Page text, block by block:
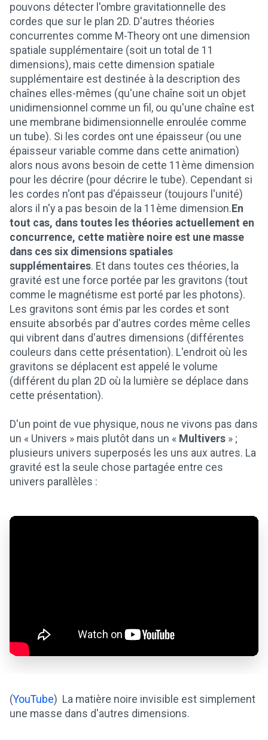
pouvons détecter l'ombre gravitationnelle des
cordes que sur le plan 2D. D'autres théories
concurrentes comme M-Theory ont une dimension
spatiale supplémentaire (soit un total de 11
dimensions), mais cette dimension spatiale
supplémentaire est destinée à la description des
chaînes elles-mêmes (qu'une chaîne soit un objet
unidimensionnel comme un fil, ou qu'une chaîne est
une membrane bidimensionnelle enroulée comme
un tube). Si les cordes ont une épaisseur (ou une
épaisseur variable comme dans cette animation)
alors nous avons besoin de cette 11ème dimension
pour les décrire (pour décrire le tube). Cependant si
les cordes n'ont pas d'épaisseur (toujours l'unité)
alors il n'y a pas besoin de la 11ème dimension. En
tout cas, dans toutes les théories actuellement en
concurrence, cette matière noire est une masse
dans ces six dimensions spatiales
supplémentaires. Et dans toutes ces théories, la
gravité est une force portée par les gravitons (tout
comme le magnétisme est porté par les photons).
Les gravitons sont émis par les cordes et sont
ensuite absorbés par d'autres cordes même celles
qui vibrent dans d'autres dimensions (différentes
couleurs dans cette présentation). L'endroit où les
gravitons se déplacent est appelé le volume
(différent du plan 2D où la lumière se déplace dans
cette présentation).
D'un point de vue physique, nous ne vivons pas dans
un « Univers » mais plutôt dans un « Multivers » ;
plusieurs univers superposés les uns aux autres. La
gravité est la seule chose partagée entre ces
univers parallèles :
(YouTube) La matière noire invisible est simplement
une masse dans d'autres dimensions.